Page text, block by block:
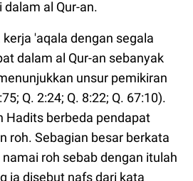
al Qur-an.
'aqala dengan segala
dalam al Qur-an sebanyak
unsur pemikiran
Q. 2:24; Q. 8:22; Q. 67:10).
Hadits berbeda pendapat
roh. Sebagian besar berkata
roh sebab dengan itulah
ia disebut nafs dari kata